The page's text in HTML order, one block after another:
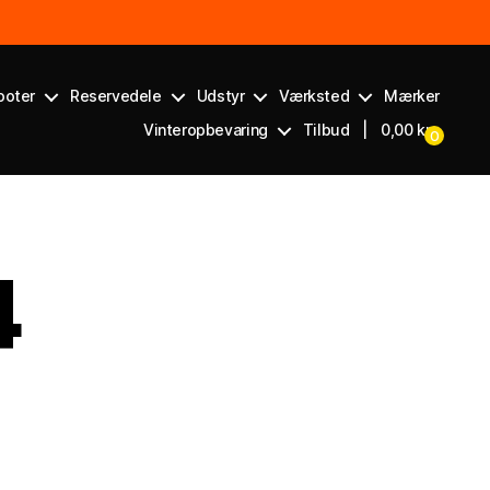
Reservedele Udstyr Værksted
Mærker
Vinteropbevaring
Tilbud 0,00 kr.0